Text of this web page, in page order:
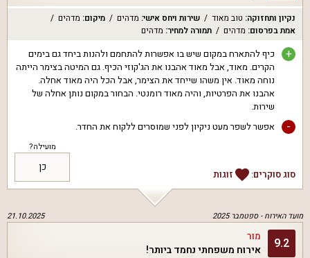
נקיון ותחזוקה: טוב מאוד שירות ויחס אישי: מדהים מיקום: מדהים
אמת בפרסום: מדהים תמורה למחיר: מדהים
+
כיף להתארח במקום שיש בו אפשרות להתחמם ולהנות ביחד גם בימים
הקרים. מאוד, אבל מאוד אהבנו את הג'קוזי הכיף. גם המיטה בצימר הייתה
נוחה מאוד. אין משהו שייחד את הצימר, אבל הכל היה מאוד אחלה.
אהבנו את הפרטיות, והיה מאוד רומנטי. הבחור במקום נותן אחלה של
שירות.
- אפשר לשפר מעט ניקיון לפני שמוסרים ללקוח את החדר.
סוג סוקרים: זוגות
מועילה?
כן
מועד האירוח -ספטמבר 2025 21.10.2025
9.2 מור
אירוח משפחתי נחמד ביותר!